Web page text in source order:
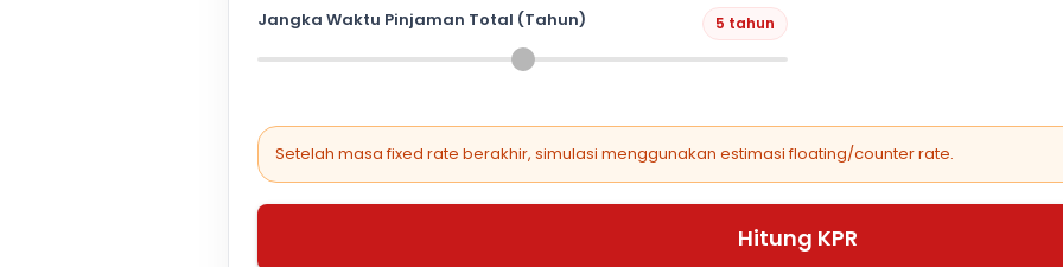
Jangka Waktu Pinjaman Total (Tahun) 5 tahun
Setelah masa fixed rate berakhir, simulasi menggunakan estimasi floating/counter rate.
Hitung KPR